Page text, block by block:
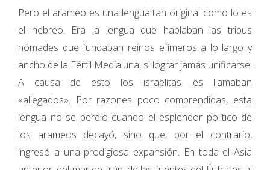
Pero el arameo es una lengua tan original como lo es
el hebreo. Era la lengua que hablaban las tribus
nómades que fundaban reinos efímeros a lo largo y
ancho de la Fértil Medialuna, si lograr jamás unificarse.
A causa de esto los israelitas les llamaban
«allegados». Por razones poco comprendidas, esta
lengua no se perdió cuando el esplendor político de
los arameos decayó, sino que, por el contrario,
ingresó a una prodigiosa expansión. En toda el Asia